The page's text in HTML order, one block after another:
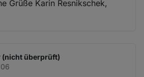
Grüße Karin Resnikschek,
(nicht überprüft)